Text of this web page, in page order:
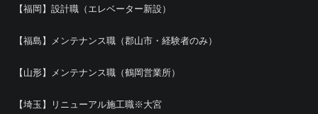
【福岡】設計職（エレベーター新設）
【福島】メンテナンス職（郡山市・経験者のみ）
【山形】メンテナンス職（鶴岡営業所）
【埼玉】リニューアル施工職※大宮